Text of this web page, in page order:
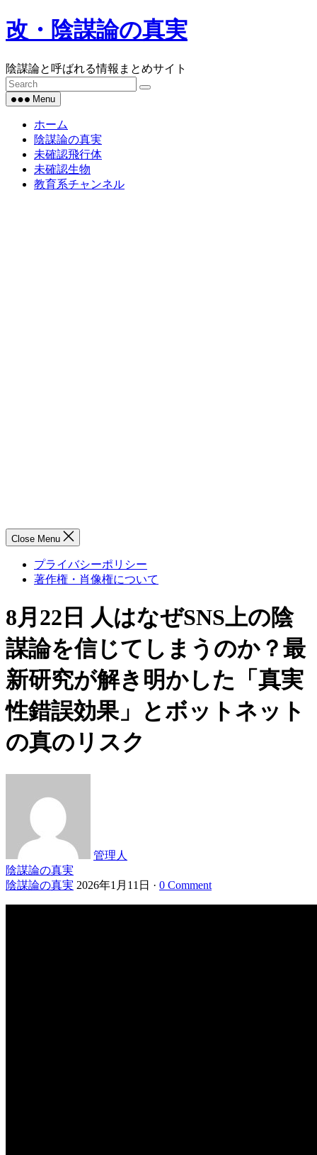
Skip
to
改・陰謀論の真実
陰謀論と呼ばれる情報まとめサイト
Menu
ホーム
陰謀論の真実
未確認飛行体
未確認生物
教育系チャンネル
Close Menu
プライバシーポリシー
著作権・肖像権について
8月22日 人はなぜSNS上の陰
謀論を信じてしまうのか？最
新研究が解き明かした「真実
性錯誤効果」とボットネット
の真のリスク
管理人
陰謀論の真実
陰謀論の真実 2026年1月11日 · 0 Comment